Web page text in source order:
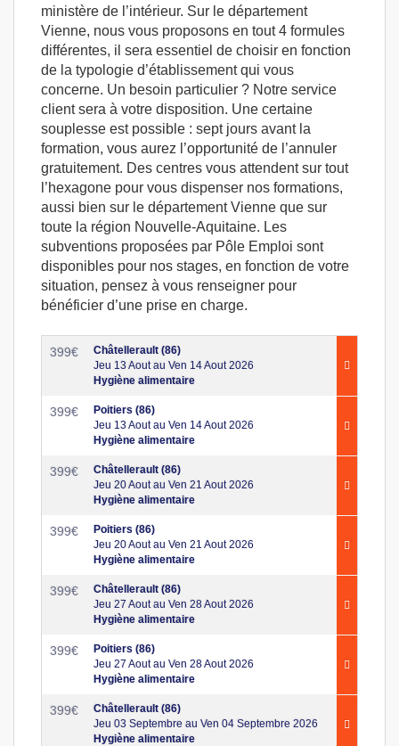
ministère de l’intérieur. Sur le département
Vienne, nous vous proposons en tout 4 formules
différentes, il sera essentiel de choisir en fonction
de la typologie d’établissement qui vous
concerne. Un besoin particulier ? Notre service
client sera à votre disposition. Une certaine
souplesse est possible : sept jours avant la
formation, vous aurez l’opportunité de l’annuler
gratuitement. Des centres vous attendent sur tout
l’hexagone pour vous dispenser nos formations,
aussi bien sur le département Vienne que sur
toute la région Nouvelle-Aquitaine. Les
subventions proposées par Pôle Emploi sont
disponibles pour nos stages, en fonction de votre
situation, pensez à vous renseigner pour
bénéficier d’une prise en charge.
399€
Châtellerault (86)
Jeu 13 Aout au Ven 14 Aout 2026
Hygiène alimentaire
399€
Poitiers (86)
Jeu 13 Aout au Ven 14 Aout 2026
Hygiène alimentaire
399€
Châtellerault (86)
Jeu 20 Aout au Ven 21 Aout 2026
Hygiène alimentaire
399€
Poitiers (86)
Jeu 20 Aout au Ven 21 Aout 2026
Hygiène alimentaire
399€
Châtellerault (86)
Jeu 27 Aout au Ven 28 Aout 2026
Hygiène alimentaire
399€
Poitiers (86)
Jeu 27 Aout au Ven 28 Aout 2026
Hygiène alimentaire
399€
Châtellerault (86)
Jeu 03 Septembre au Ven 04 Septembre 2026
Hygiène alimentaire